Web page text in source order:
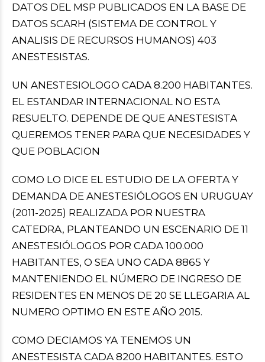
DATOS DEL MSP PUBLICADOS EN LA BASE DE
DATOS SCARH (SISTEMA DE CONTROL Y
ANALISIS DE RECURSOS HUMANOS) 403
ANESTESISTAS.
UN ANESTESIOLOGO CADA 8.200 HABITANTES.
EL ESTANDAR INTERNACIONAL NO ESTA
RESUELTO. DEPENDE DE QUE ANESTESISTA
QUEREMOS TENER PARA QUE NECESIDADES Y
QUE POBLACION
COMO LO DICE EL ESTUDIO DE LA OFERTA Y
DEMANDA DE ANESTESIÓLOGOS EN URUGUAY
(2011-2025) REALIZADA POR NUESTRA
CATEDRA, PLANTEANDO UN ESCENARIO DE 11
ANESTESIÓLOGOS POR CADA 100.000
HABITANTES, O SEA UNO CADA 8865 Y
MANTENIENDO EL NÚMERO DE INGRESO DE
RESIDENTES EN MENOS DE 20 SE LLEGARIA AL
NUMERO OPTIMO EN ESTE AÑO 2015.
COMO DECIAMOS YA TENEMOS UN
ANESTESISTA CADA 8200 HABITANTES. ESTO